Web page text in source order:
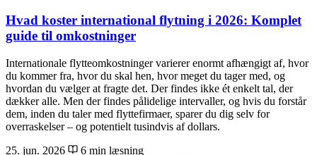
Hvad koster international flytning i 2026: Komplet
guide til omkostninger
Internationale flytteomkostninger varierer enormt afhængigt af, hvor
du kommer fra, hvor du skal hen, hvor meget du tager med, og
hvordan du vælger at fragte det. Der findes ikke ét enkelt tal, der
dækker alle. Men der findes pålidelige intervaller, og hvis du forstår
dem, inden du taler med flyttefirmaer, sparer du dig selv for
overraskelser – og potentielt tusindvis af dollars.
25. jun. 2026
6 min læsning